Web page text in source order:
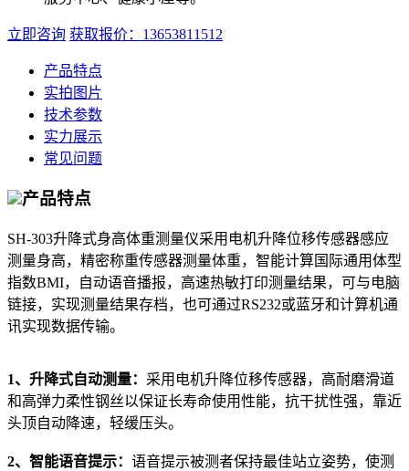
立即咨询 获取报价：13653811512
产品特点
实拍图片
技术参数
实力展示
常见问题
产品特点
SH-303升降式身高体重测量仪采用电机升降位移传感器感应
测量身高，精密称重传感器测量体重，智能计算国际通用体型
指数BMI，自动语音播报，高速热敏打印测量结果，可与电脑
链接，实现测量结果存档，也可通过RS232或蓝牙和计算机通
讯实现数据传输。
1、升降式自动测量： 采用电机升降位移传感器，高耐磨滑道
和高弹力柔性钢丝以保证长寿命使用性能，抗干扰性强，靠近
头顶自动降速，轻缓压头。
2、智能语音提示： 语音提示被测者保持最佳站立姿势，使测